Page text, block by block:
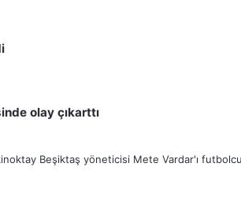
olay çıkarttı